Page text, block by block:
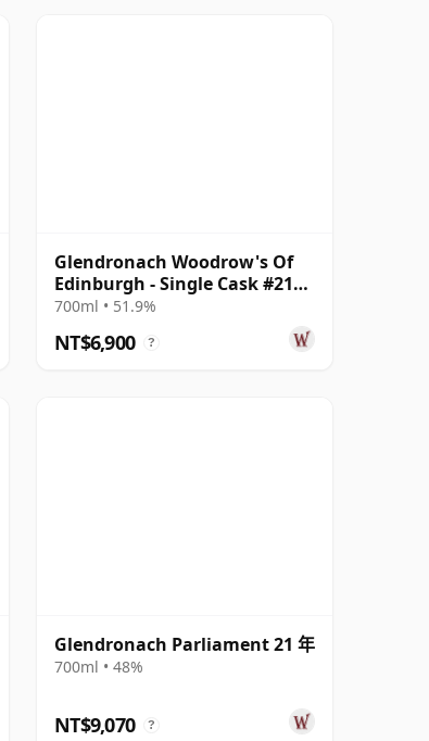
Glendronach Woodrow's Of
Edinburgh - Single Cask #2107
2006 20 年
700ml • 51.9%
NT$6,900 ?
Glendronach Parliament 21 年
700ml • 48%
NT$9,070 ?